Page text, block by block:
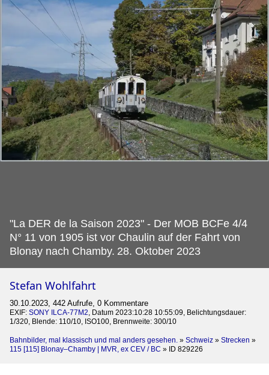
"La DER de la Saison 2023" - Der MOB BCFe 4/4
N° 11 von 1905 ist vor Chaulin auf der Fahrt von
Blonay nach Chamby. 28. Oktober 2023
Stefan Wohlfahrt
30.10.2023, 442 Aufrufe, 0 Kommentare
EXIF: SONY ILCA-77M2, Datum 2023:10:28 10:55:09, Belichtungsdauer:
1/320, Blende: 110/10, ISO100, Brennweite: 300/10
Bahnbilder, mal klassisch und mal anders gesehen. » Schweiz » Strecken »
115 [115] Blonay–Chamby | MVR, ex CEV / BC » ID 829226